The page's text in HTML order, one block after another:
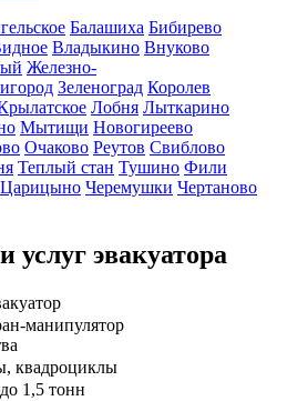
Балашиха Бибирево
Владыкино Внуково
Железно-
Зеленоград Королев
Лобня Лыткарино
Мытищи Новогиреево
Очаково Реутов Свиблово
Теплый стан Тушино Фили
Царицыно Черемушки Чертаново
услуг эвакуатора
манипулятор
квадроциклы
1,5 тонн